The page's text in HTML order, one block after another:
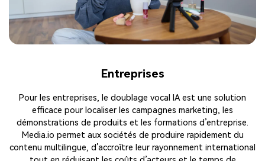
Entreprises
Pour les entreprises, le doublage vocal IA est une solution
efficace pour localiser les campagnes marketing, les
démonstrations de produits et les formations d’entreprise.
Media.io permet aux sociétés de produire rapidement du
contenu multilingue, d’accroître leur rayonnement international